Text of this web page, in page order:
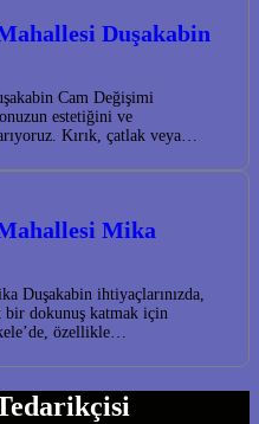
Duşakabin
Cam Değişimi
estetiğini ve
Kırık, çatlak veya…
Mika
Duşakabin ihtiyaçlarınızda,
bir dokunuş katmak için
özellikle…